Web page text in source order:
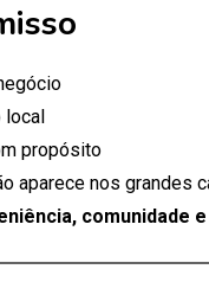
local
propósito
aparece nos grandes
comunidade